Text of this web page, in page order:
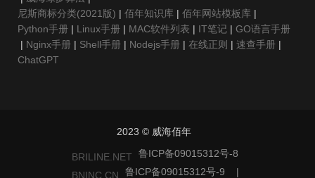
尼斯商标分类(2021版) | 佰年知识库 | 佰年网站模板库 |
Python手册 | Linux手册 | MAC软件列表 | IT笔记 | GO语言手册
| Nginx手册 | Shell手册 | Nodejs手册 | 在线正则 | 速查手册 |
ChatGPT
2023 © 威海佰年
BRILINE.NET
鲁ICP备09015312号-8
BNINC.CN
鲁ICP备09015312号-9 |